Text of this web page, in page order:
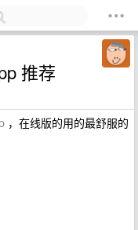
推荐
，在线版的用的最舒服的